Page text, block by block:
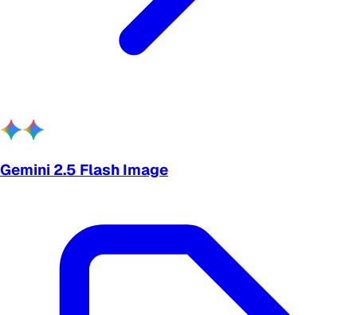
Gemini 2.5 Flash Image